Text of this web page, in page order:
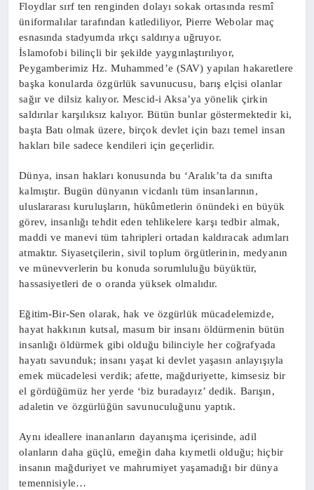
Floydlar sırf ten renginden dolayı sokak ortasında resmî
üniformalılar tarafından katlediliyor, Pierre Webolar maç
esnasında stadyumda ırkçı saldırıya uğruyor.
İslamofobi bilinçli bir şekilde yaygınlaştırılıyor,
Peygamberimiz Hz. Muhammed’e (SAV) yapılan hakaretlere
başka konularda özgürlük savunucusu, barış elçisi olanlar
sağır ve dilsiz kalıyor. Mescid-i Aksa’ya yönelik çirkin
saldırılar karşılıksız kalıyor. Bütün bunlar göstermektedir ki,
başta Batı olmak üzere, birçok devlet için bazı temel insan
hakları bile sadece kendileri için geçerlidir.
Dünya, insan hakları konusunda bu ‘Aralık’ta da sınıfta
kalmıştır. Bugün dünyanın vicdanlı tüm insanlarının,
uluslararası kuruluşların, hükûmetlerin önündeki en büyük
görev, insanlığı tehdit eden tehlikelere karşı tedbir almak,
maddi ve manevi tüm tahripleri ortadan kaldıracak adımları
atmaktır. Siyasetçilerin, sivil toplum örgütlerinin, medyanın
ve münevverlerin bu konuda sorumluluğu büyüktür,
hassasiyetleri de o oranda yüksek olmalıdır.
Eğitim-Bir-Sen olarak, hak ve özgürlük mücadelemizde,
hayat hakkının kutsal, masum bir insanı öldürmenin bütün
insanlığı öldürmek gibi olduğu bilinciyle her coğrafyada
hayatı savunduk; insanı yaşat ki devlet yaşasın anlayışıyla
emek mücadelesi verdik; afette, mağduriyette, kimsesiz bir
el gördüğümüz her yerde ‘biz buradayız’ dedik. Barışın,
adaletin ve özgürlüğün savunuculuğunu yaptık.
Aynı ideallere inananların dayanışma içerisinde, adil
olanların daha güçlü, emeğin daha kıymetli olduğu; hiçbir
insanın mağduriyet ve mahrumiyet yaşamadığı bir dünya
temennisiyle…